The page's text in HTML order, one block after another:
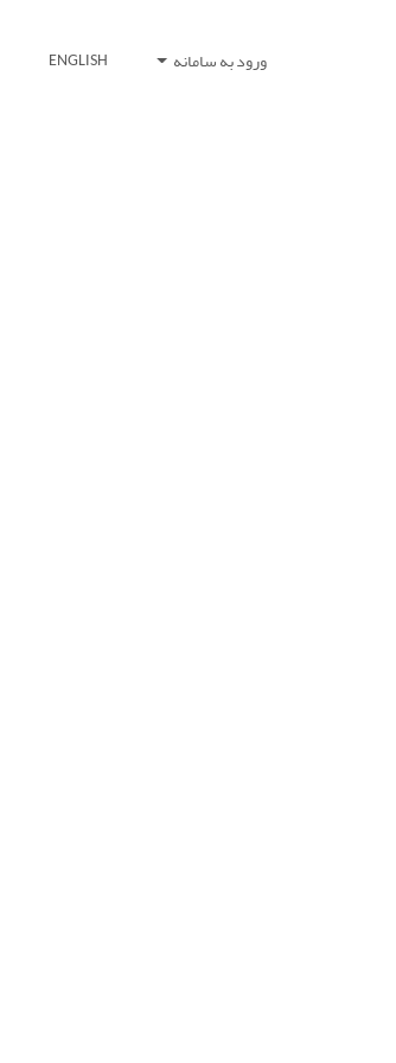
ورود به سامانه ENGLISH